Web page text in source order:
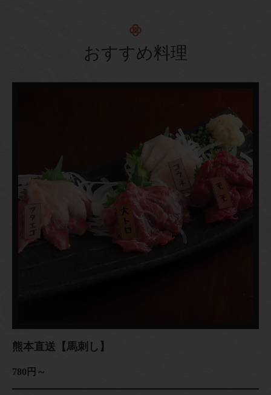
おすすめ料理
熊本直送【馬刺し】
780円～